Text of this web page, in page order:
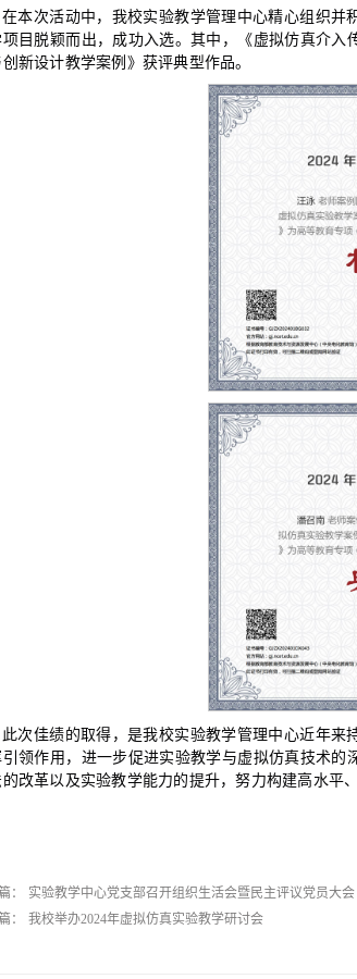
在本次活动中，我校实验教学管理中心精心组织
目脱颖而出，成功入选。其中，《虚拟仿真介
新设计教学案例》获评典型作品。
此次佳绩的取得，是我校实验教学管理中心近年
领作用，进一步促进实验教学与虚拟仿真技术
改革以及实验教学能力的提升，努力构建高水平
：
实验教学中心党支部召开组织生活会暨民主评议党员大会
：
我校举办2024年虚拟仿真实验教学研讨会